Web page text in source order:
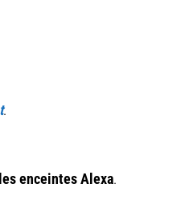
.
enceintes Alexa.